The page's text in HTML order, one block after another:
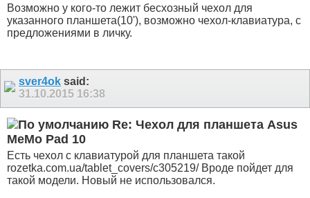
Возможно у кого-то лежит бесхозный чехол для
указанного планшета(10'), возможно чехол-клавиатура, с
предложениями в личку.
sver4ok said:
31.10.2015 16:38
Re: Чехол для планшета Asus
MeMo Pad 10
Есть чехол с клавиатурой для планшета такой
rozetka.com.ua/tablet_covers/c305219/ Вроде пойдет для
такой модели. Новый не использовался.